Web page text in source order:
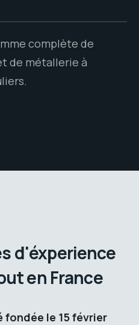
complète de
de métallerie à
d'éxperience
en France
fondée le 15 février